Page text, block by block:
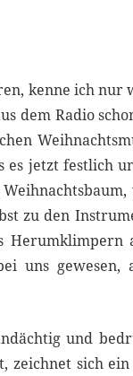
kenne ich nur
dem Radio
es jetzt festlich
zu den
Herumklimpern
uns gewesen,
und
zeichnet sich